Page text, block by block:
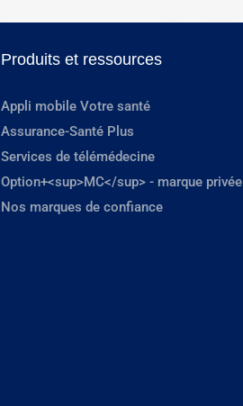
Produits et ressources
Appli mobile Votre santé
Assurance-Santé Plus
Services de télémédecine
Option+<sup>MC</sup> - marque privée
Nos marques de confiance